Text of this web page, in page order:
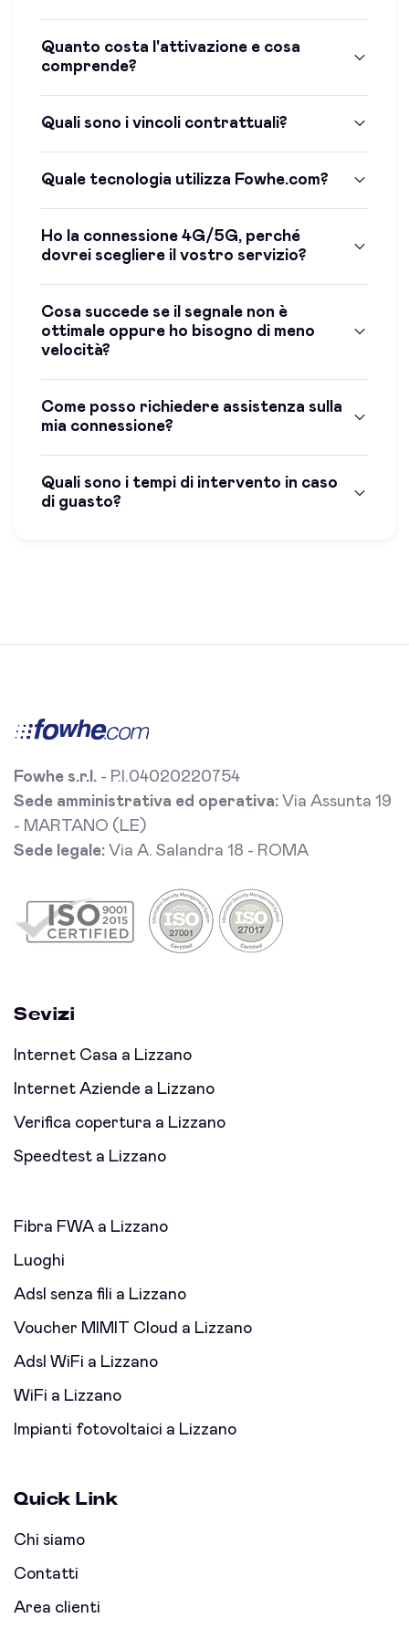
Quanto costa l'attivazione e cosa
comprende?
Quali sono i vincoli contrattuali?
Quale tecnologia utilizza Fowhe.com?
Ho la connessione 4G/5G, perché
dovrei scegliere il vostro servizio?
Cosa succede se il segnale non è
ottimale oppure ho bisogno di meno
velocità?
Come posso richiedere assistenza sulla
mia connessione?
Quali sono i tempi di intervento in caso
di guasto?
Fowhe s.r.l. - P.I.04020220754
Sede amministrativa ed operativa: Via Assunta 19
- MARTANO (LE)
Sede legale: Via A. Salandra 18 - ROMA
Sevizi
Internet Casa a Lizzano
Internet Aziende a Lizzano
Verifica copertura a Lizzano
Speedtest a Lizzano
Fibra FWA a Lizzano
Luoghi
Adsl senza fili a Lizzano
Voucher MIMIT Cloud a Lizzano
Adsl WiFi a Lizzano
WiFi a Lizzano
Impianti fotovoltaici a Lizzano
Quick Link
Chi siamo
Contatti
Area clienti